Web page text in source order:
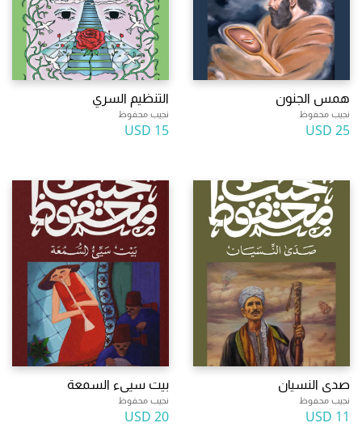
همس الجنون
نجيب محفوظ
25 USD
التنظيم السري
نجيب محفوظ
15 USD
صدى النسيان
نجيب محفوظ
11 USD
بيت سيىء السمعة
نجيب محفوظ
20 USD